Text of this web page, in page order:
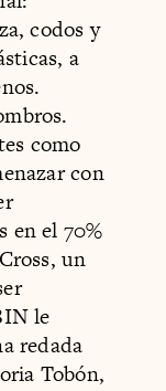
codos y
a
como
con
en el 70%
un
le
redada
Tobón,